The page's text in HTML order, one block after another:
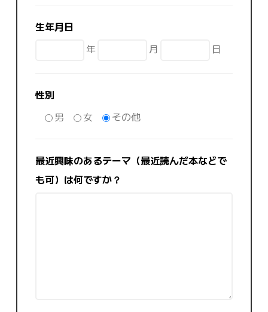
生年月日
年
月 日
性別
男
女 その他
最近興味のあるテーマ（最近読んだ本などで
も可）は何ですか？